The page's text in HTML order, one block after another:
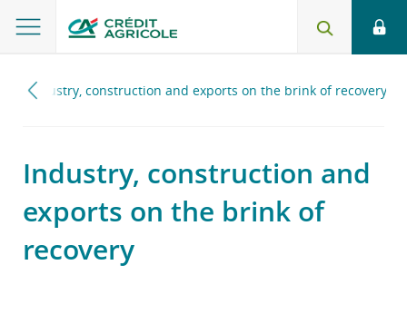
Industry, construction and exports on the brink of recovery
Industry, construction and
exports on the brink of
recovery